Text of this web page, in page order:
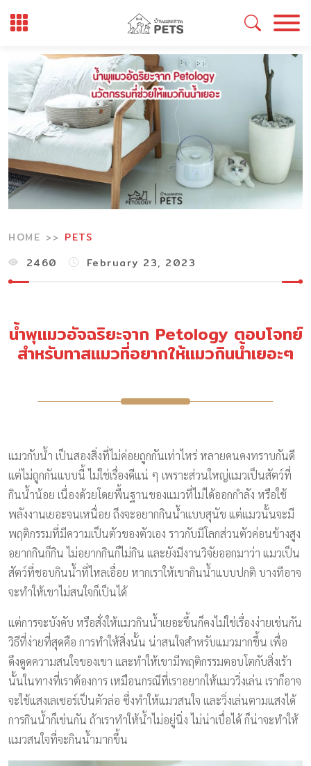
to
HOME
PETS
2460
February 23, 2023
น้ำพุแมวอัจฉริยะจาก Petology ตอบโจทย์
สำหรับทาสแมวที่อยากให้แมวกินน้ำเยอะๆ
แมวกับน้ำ เป็นสองสิ่งที่ไม่ค่อยถูกกันเท่าไหร่ หลายคนคงทราบกันดี
แต่ไม่ถูกกันแบบนี้ ไม่ใช่เรื่องดีแน่ ๆ เพราะส่วนใหญ่แมวเป็นสัตว์ที่
กินน้ำน้อย เนื่องด้วยโดยพื้นฐานของแมวที่ไม่ได้ออกกำลัง หรือใช้
พลังงานเยอะจนเหนื่อย ถึงจะอยากกินน้ำแบบสุนัข แต่แมวนั้นจะมี
พฤติกรรมที่มีความเป็นตัวของตัวเอง ราวกับมีโลกส่วนตัวค่อนข้างสูง
อยากกินก็กิน ไม่อยากกินก็ไม่กิน และยังมีงานวิจัยออกมาว่า แมวเป็น
สัตว์ที่ชอบกินน้ำที่ไหลเอื่อย หากเราให้เขากินน้ำแบบปกติ บางทีอาจ
จะทำให้เขาไม่สนใจก็เป็นได้
แต่การจะบังคับ หรือสั่งให้แมวกินน้ำเยอะขึ้นก็คงไม่ใช่เรื่องง่ายเช่นกัน
วิธีที่ง่ายที่สุดคือ การทำให้สิ่งนั้น น่าสนใจสำหรับแมวมากขึ้น เพื่อ
ดึงดูดความสนใจของเขา และทำให้เขามีพฤติกรรมตอบโตกับสิ่งเร้า
นั้นในทางที่เราต้องการ เหมือนกรณีที่เราอยากให้แมววิ่งเล่น เราก็อาจ
จะใช้แสงเลเซอร์เป็นตัวล่อ ซึ่งทำให้แมวสนใจ และวิ่งเล่นตามแสงได้
การกินน้ำก็เช่นกัน ถ้าเราทำให้น้ำไม่อยู่นิ่ง ไม่น่าเบื่อได้ ก็น่าจะทำให้
แมวสนใจที่จะกินน้ำมากขึ้น